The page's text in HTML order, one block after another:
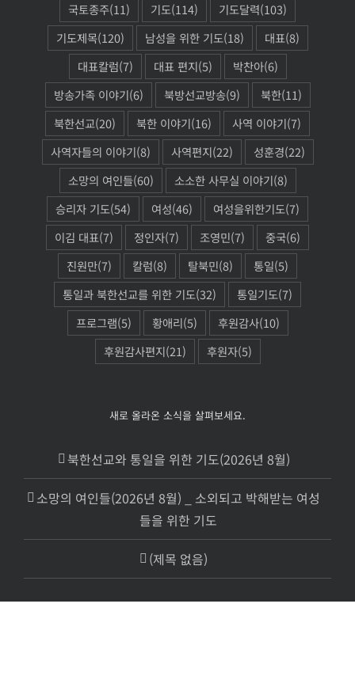
국토종주(11) 기도(114) 기도달력(103)
기도제목(120) 남성을 위한 기도(18) 대표(8)
대표칼럼(7) 대표 편지(5) 박찬아(6)
방송가족 이야기(6) 북방선교방송(9) 북한(11)
북한선교(20) 북한 이야기(16) 사역 이야기(7)
사역자들의 이야기(8) 사역편지(22) 성훈경(22)
소망의 여인들(60) 소소한 사무실 이야기(8)
승리자 기도(54) 여성(46) 여성을위한기도(7)
이김 대표(7) 정인자(7) 조영민(7) 중국(6)
진원만(7) 칼럼(8) 탈북민(8) 통일(5)
통일과 북한선교를 위한 기도(32) 통일기도(7)
프로그램(5) 황애리(5) 후원감사(10)
후원감사편지(21) 후원자(5)
새로 올라온 소식을 살펴보세요.
북한선교와 통일을 위한 기도(2026년 8월)
소망의 여인들(2026년 8월) _ 소외되고 박해받는 여성
들을 위한 기도
(제목 없음)